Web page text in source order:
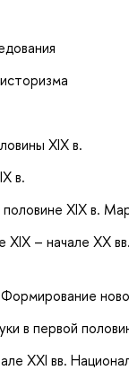
XIX в.
в.
XIX в.
– начале XX
в первой
ХХI вв.